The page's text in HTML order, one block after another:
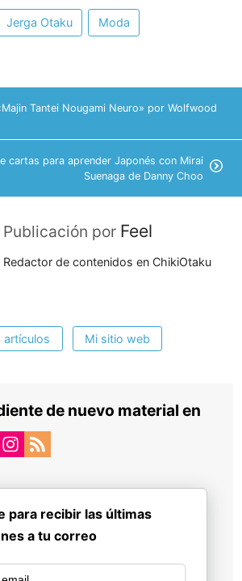
Jerga Otaku Moda
Tantei Nougami Neuro» por Wolfwood
cartas para aprender Japonés con Mirai
Suenaga de Danny Choo
Publicación por Feel
Redactor de contenidos en ChikiOtaku
artículos Mi sitio web
de nuevo material en
para recibir las últimas
a tu correo